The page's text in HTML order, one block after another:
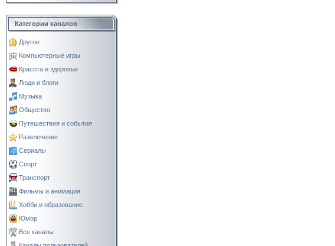
Категории каналов
Другое
Компьютерные игры
Красота и здоровье
Люди и блоги
Музыка
Общество
Путешествия и события
Развлечения
Сериалы
Спорт
Транспорт
Фильмы и анимация
Хобби и образование
Юмор
Все каналы